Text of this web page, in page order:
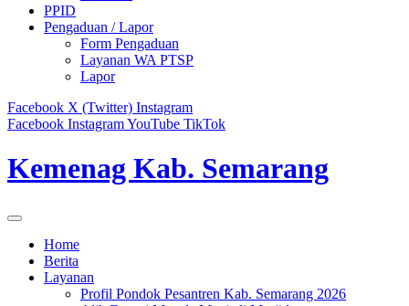
PPID
Pengaduan / Lapor
Form Pengaduan
Layanan WA PTSP
Lapor
Facebook X (Twitter) Instagram
Facebook InstagramYouTube TikTok
Kemenag Kab. Semarang
Home
Berita
Layanan
Profil Pondok Pesantren Kab. Semarang 2026